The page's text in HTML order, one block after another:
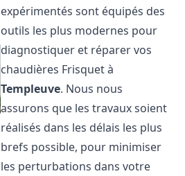
expérimentés sont équipés des
outils les plus modernes pour
diagnostiquer et réparer vos
chaudières Frisquet à
Templeuve. Nous nous
assurons que les travaux soient
réalisés dans les délais les plus
brefs possible, pour minimiser
les perturbations dans votre